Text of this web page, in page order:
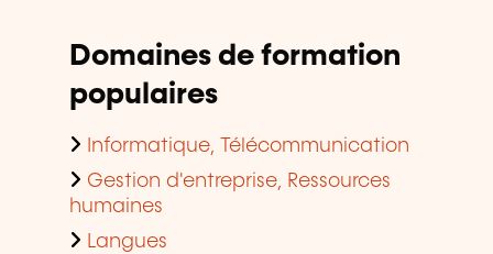
Domaines de formation
populaires
Informatique, Télécommunication
Gestion d'entreprise, Ressources
humaines
Langues